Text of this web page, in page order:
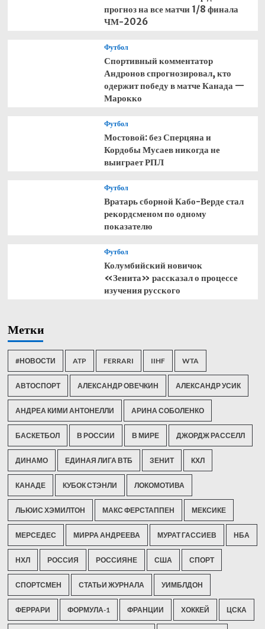
прогноз на все матчи 1/8 финала
ЧМ-2026
Футбол
Спортивный комментатор
Андронов спрогнозировал, кто
одержит победу в матче Канада —
Марокко
Футбол
Мостовой: без Сперцяна и
Кордобы Мусаев никогда не
выиграет РПЛ
Футбол
Вратарь сборной Кабо-Верде стал
рекордсменом по одному
показателю
Футбол
Колумбийский новичок
«Зенита» рассказал о процессе
изучения русского
Метки
#НОВОСТИ ATP FERRARI IIHF WTA
АВТОСПОРТ АЛЕКСАНДР ОВЕЧКИН АЛЕКСАНДР УСИК
АНДРЕА КИМИ АНТОНЕЛЛИ АРИНА СОБОЛЕНКО
БАСКЕТБОЛ В РОССИИ В МИРЕ ДЖОРДЖ РАССЕЛЛ
ДИНАМО ЕДИНАЯ ЛИГА ВТБ ЗЕНИТ КХЛ
КАНАДЕ КУБОК СТЭНЛИ ЛОКОМОТИВА
ЛЬЮИС ХЭМИЛТОН МАКС ФЕРСТАППЕН МЕКСИКЕ
МЕРСЕДЕС МИРРА АНДРЕЕВА МУРАТ ГАССИЕВ НБА
НХЛ РОССИЯ РОССИЯНЕ США СПОРТ
СПОРТСМЕН СТАТЬИ ЖУРНАЛА УИМБЛДОН
ФЕРРАРИ ФОРМУЛА-1 ФРАНЦИИ ХОККЕЙ ЦСКА